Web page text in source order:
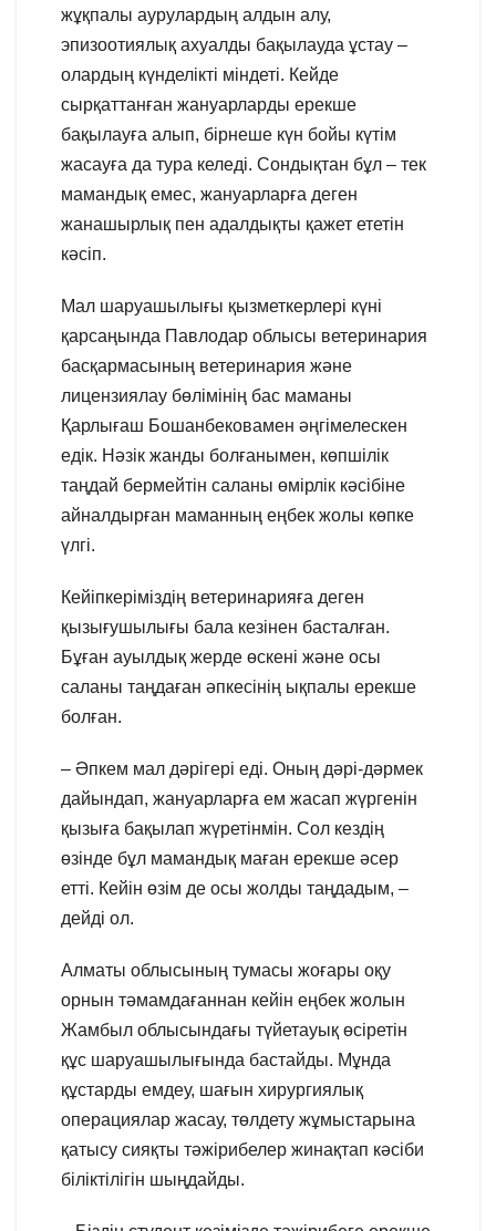
жұқпалы аурулардың алдын алу,
эпизоотиялық ахуалды бақылауда ұстау –
олардың күнделікті міндеті. Кейде
сырқаттанған жануарларды ерекше
бақылауға алып, бірнеше күн бойы күтім
жасауға да тура келеді. Сондықтан бұл – тек
мамандық емес, жануарларға деген
жанашырлық пен адалдықты қажет ететін
кәсіп.
Мал шаруашылығы қызметкерлері күні
қарсаңында Павлодар облысы ветеринария
басқармасының ветеринария және
лицензиялау бөлімінің бас маманы
Қарлығаш Бошанбековамен әңгімелескен
едік. Нәзік жанды болғанымен, көпшілік
таңдай бермейтін саланы өмірлік кәсібіне
айналдырған маманның еңбек жолы көпке
үлгі.
Кейіпкеріміздің ветеринарияға деген
қызығушылығы бала кезінен басталған.
Бұған ауылдық жерде өскені және осы
саланы таңдаған әпкесінің ықпалы ерекше
болған.
– Әпкем мал дәрігері еді. Оның дәрі-дәрмек
дайындап, жануарларға ем жасап жүргенін
қызыға бақылап жүретінмін. Сол кездің
өзінде бұл мамандық маған ерекше әсер
етті. Кейін өзім де осы жолды таңдадым, –
дейді ол.
Алматы облысының тумасы жоғары оқу
орнын тәмамдағаннан кейін еңбек жолын
Жамбыл облысындағы түйетауық өсіретін
құс шаруашылығында бастайды. Мұнда
құстарды емдеу, шағын хирургиялық
операциялар жасау, төлдету жұмыстарына
қатысу сияқты тәжірибелер жинақтап кәсіби
біліктілігін шыңдайды.